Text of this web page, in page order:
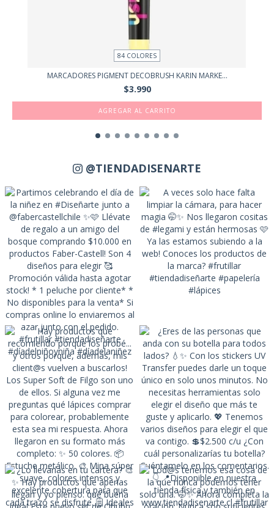
84 COLORES
MARCADORES PIGMENT DECOBRUSH KARIN MARKE...
$3.990
AGREGAR AL CARRITO
@TIENDADISENARTE